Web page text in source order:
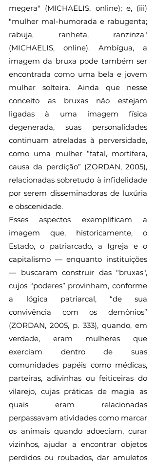
megera" (MICHAELIS, online); e, (iii)
"mulher mal-humorada e rabugenta;
rabuja, ranheta, ranzinza"
(MICHAELIS, online). Ambígua, a
imagem da bruxa pode também ser
encontrada como uma bela e jovem
mulher solteira. Ainda que nesse
conceito as bruxas não estejam
ligadas à uma imagem física
degenerada, suas personalidades
continuam atreladas à perversidade,
como uma mulher “fatal, mortífera,
causa da perdição” (ZORDAN, 2005),
relacionadas sobretudo à infidelidade
por serem disseminadoras de luxúria
e obscenidade.
Esses aspectos exemplificam a
imagem que, historicamente, o
Estado, o patriarcado, a Igreja e o
capitalismo — enquanto instituições
— buscaram construir das "bruxas",
cujos “poderes” provinham, conforme
a lógica patriarcal, “de sua
convivência com os demônios”
(ZORDAN, 2005, p. 333), quando, em
verdade, eram mulheres que
exerciam dentro de suas
comunidades papéis como médicas,
parteiras, adivinhas ou feiticeiras do
vilarejo, cujas práticas de magia as
quais eram relacionadas
perpassavam atividades como marcar
os animais quando adoeciam, curar
vizinhos, ajudar a encontrar objetos
perdidos ou roubados, dar amuletos